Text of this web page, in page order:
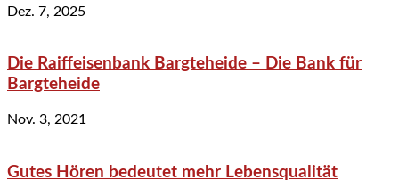
Dez. 7, 2025
Die Raiffeisenbank Bargteheide – Die Bank für
Bargteheide
Nov. 3, 2021
Gutes Hören bedeutet mehr Lebensqualität